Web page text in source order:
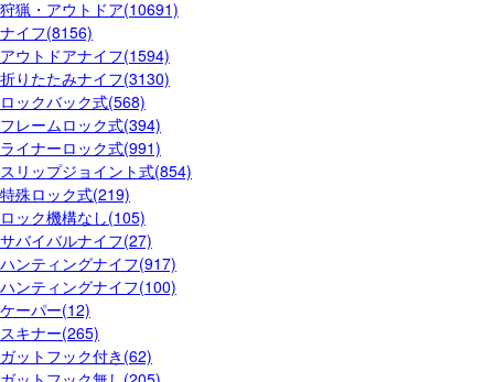
狩猟・アウトドア(10691)
ナイフ(8156)
アウトドアナイフ(1594)
折りたたみナイフ(3130)
ロックバック式(568)
フレームロック式(394)
ライナーロック式(991)
スリップジョイント式(854)
特殊ロック式(219)
ロック機構なし(105)
サバイバルナイフ(27)
ハンティングナイフ(917)
ハンティングナイフ(100)
ケーパー(12)
スキナー(265)
ガットフック付き(62)